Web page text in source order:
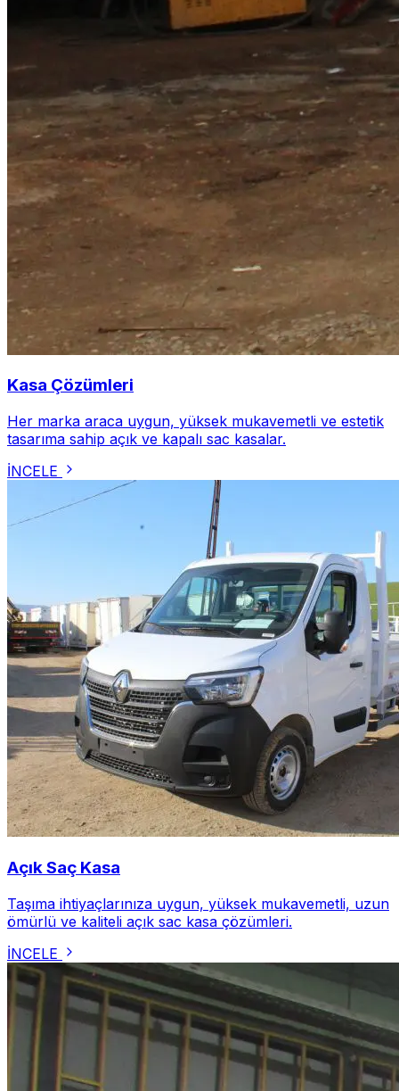
Kasa Çözümleri
Her marka araca uygun, yüksek mukavemetli ve estetik
tasarıma sahip açık ve kapalı sac kasalar.
İNCELE
Açık Saç Kasa
Taşıma ihtiyaçlarınıza uygun, yüksek mukavemetli, uzun
ömürlü ve kaliteli açık sac kasa çözümleri.
İNCELE